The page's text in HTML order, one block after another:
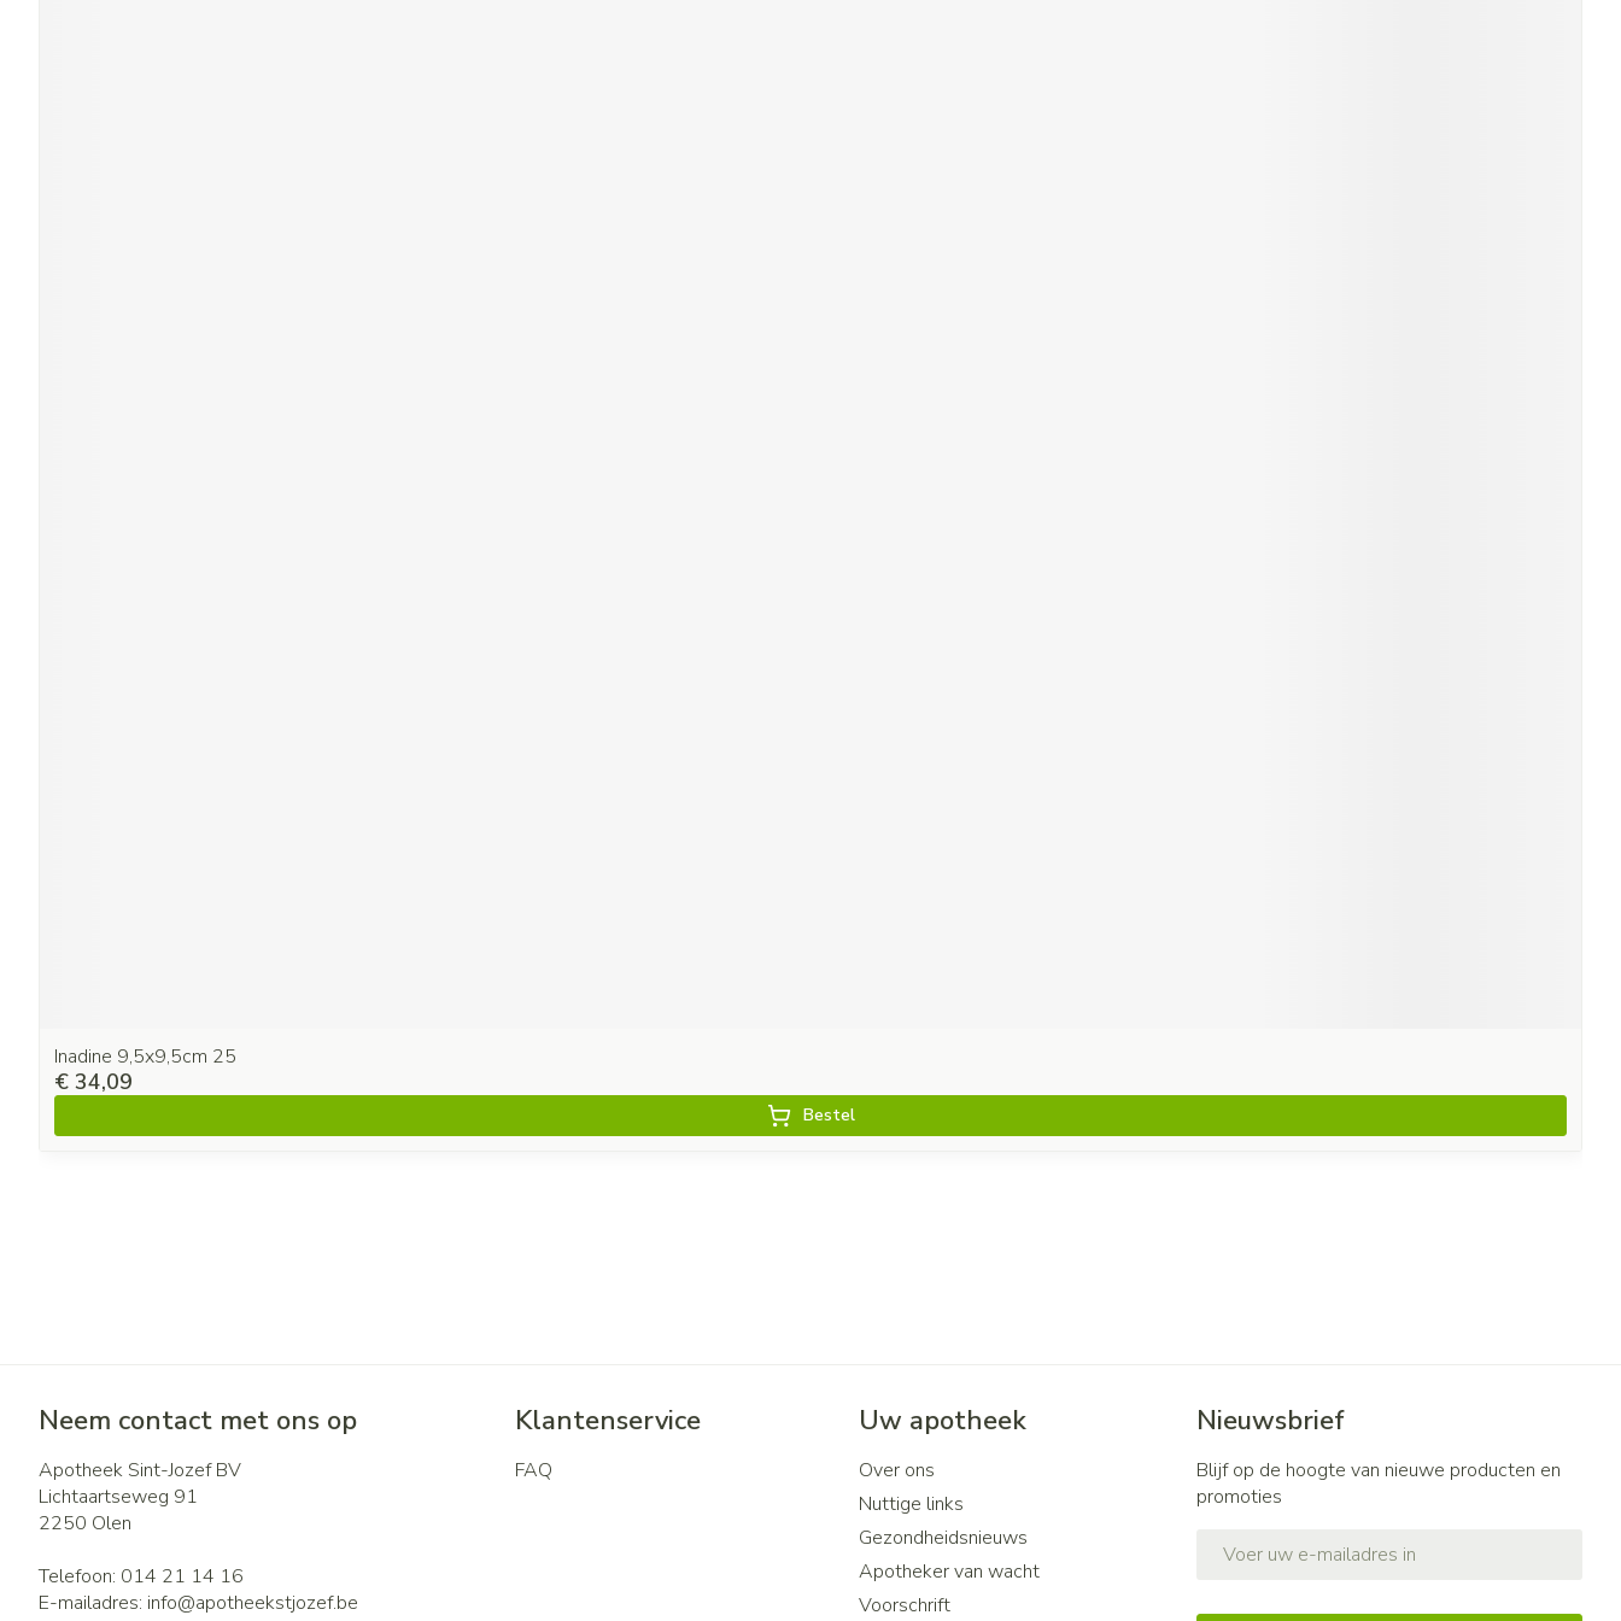
Inadine 9,5x9,5cm 25
€ 34,09
Bestel
Neem contact met ons op
Apotheek Sint-Jozef BV
Lichtaartseweg 91
2250 Olen
Telefoon: 014 21 14 16
E-mailadres: info@apotheekstjozef.be
Klantenservice
FAQ
Uw apotheek
Over ons
Nuttige links
Gezondheidsnieuws
Apotheker van wacht
Voorschrift
Nieuwsbrief
Blijf op de hoogte van nieuwe producten en
promoties